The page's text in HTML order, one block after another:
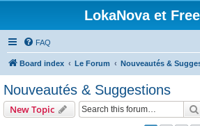
LokaNova et
FAQ
Board index Le Forum Nouveautés &
Nouveautés & Suggestions
New Topic